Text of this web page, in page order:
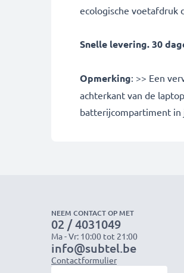
ecologische voetafdruk
Snelle levering. 30
Opmerking: >> Een
achterkant van de
batterijcompartiment in
NEEM CONTACT OP MET
02 / 4031049
Ma - Vr: 10:00 tot 21:00
info@subtel.be
Contactformulier